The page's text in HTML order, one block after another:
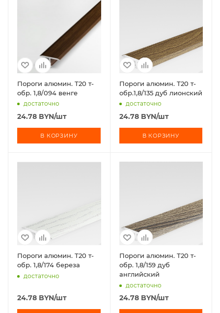
Пороги алюмин. Т20 т-
обр. 1,8/094 венге
достаточно
24.78 BYN/шт
В КОРЗИНУ
Пороги алюмин. Т20 т-
обр.1,8/135 дуб лионский
достаточно
24.78BYN/шт
В КОРЗИНУ
Пороги алюмин. Т20 т-
обр. 1,8/174 береза
достаточно
24.78 BYN/шт
Пороги алюмин. Т20 т-
обр. 1,8/159 дуб
английский
достаточно
24.78BYN/шт